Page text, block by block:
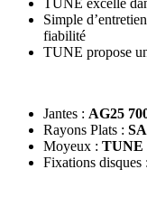
TUNE excelle
Simple
fiabilité
TUNE propose
Jantes : AG25
Rayons Plats :
Moyeux : TUNE
Fixations disques :